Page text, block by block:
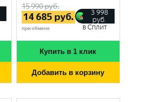
15 990руб.
14 685 руб.
при обмене
3 998
руб.
в Сплит
Купить в 1 клик
Добавить в корзину